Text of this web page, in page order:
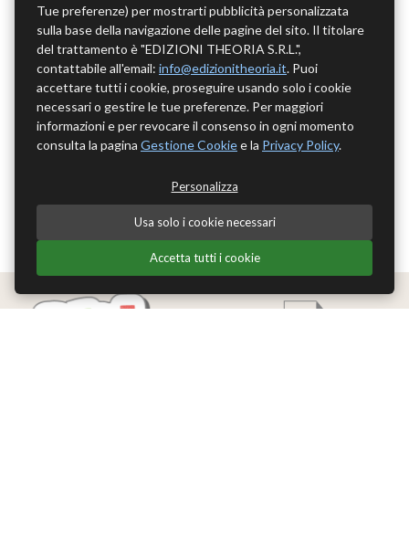
Tue preferenze) per mostrarti pubblicità personalizzata
sulla base della navigazione delle pagine del sito. Il titolare
del trattamento è "EDIZIONI THEORIA S.R.L.",
contattabile all'email: info@edizionitheoria.it. Puoi
accettare tutti i cookie, proseguire usando solo i cookie
necessari o gestire le tue preferenze. Per maggiori
informazioni e per revocare il consenso in ogni momento
consulta la pagina Gestione Cookiee la Privacy Policy.
Personalizza
Usa solo i cookie necessari
Accetta tutti i cookie